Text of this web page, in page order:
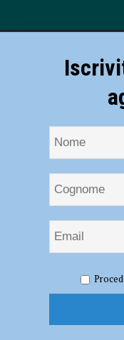
Piacenza, in aumento
semestre 2022.
Confindustria